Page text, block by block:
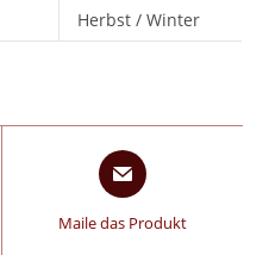
Herbst / Winter
Maile das Produkt